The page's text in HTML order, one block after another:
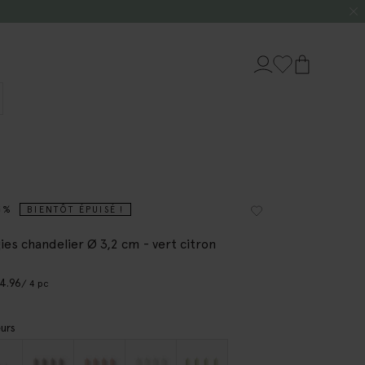
BIENTÔT ÉPUISÉ !
chandelier Ø 3,2 cm - vert citron
/ 4 pc